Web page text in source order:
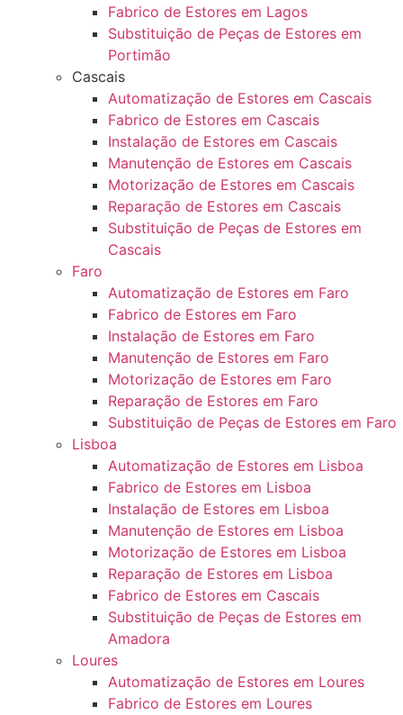
Fabrico de Estores em Lagos
Substituição de Peças de Estores em
Portimão
Cascais
Automatização de Estores em Cascais
Fabrico de Estores em Cascais
Instalação de Estores em Cascais
Manutenção de Estores em Cascais
Motorização de Estores em Cascais
Reparação de Estores em Cascais
Substituição de Peças de Estores em
Cascais
Faro
Automatização de Estores em Faro
Fabrico de Estores em Faro
Instalação de Estores em Faro
Manutenção de Estores em Faro
Motorização de Estores em Faro
Reparação de Estores em Faro
Substituição de Peças de Estores em Faro
Lisboa
Automatização de Estores em Lisboa
Fabrico de Estores em Lisboa
Instalação de Estores em Lisboa
Manutenção de Estores em Lisboa
Motorização de Estores em Lisboa
Reparação de Estores em Lisboa
Fabrico de Estores em Cascais
Substituição de Peças de Estores em
Amadora
Loures
Automatização de Estores em Loures
Fabrico de Estores em Loures